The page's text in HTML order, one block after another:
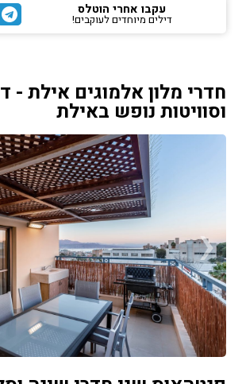
עקבו אחרי הוטלס
דילים מיוחדים לעוקבים!
חדרי מלון אלמוגים אילת -
וסוויטות נופש באילת
‹